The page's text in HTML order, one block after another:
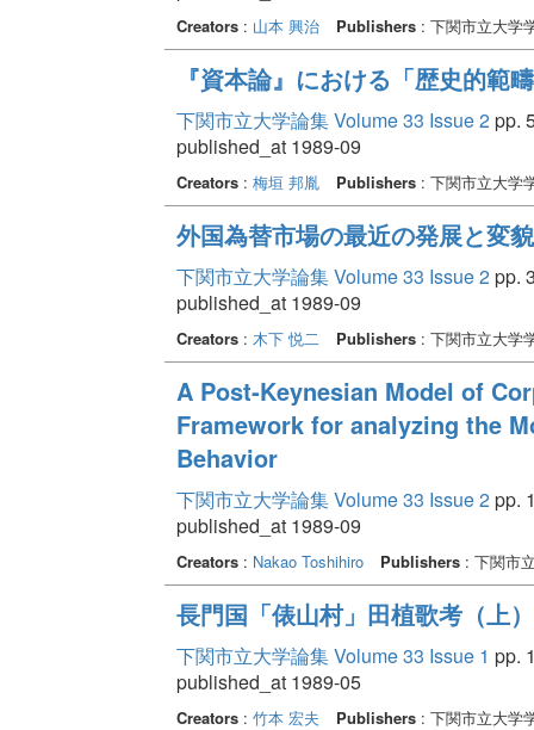
Creators: 山本 興治 Publishers: 下関市立大学
『資本論』における「歴史的範
下関市立大学論集 Volume 33 Issue 2pp.
published_at 1989-09
Creators: 梅垣 邦胤 Publishers: 下関市立大学
外国為替市場の最近の発展と変
下関市立大学論集 Volume 33 Issue 2pp.
published_at 1989-09
Creators: 木下 悦二 Publishers: 下関市立大学
A Post‐Keynesian Model of
Framework for analyzing the
Behavior
下関市立大学論集 Volume 33 Issue 2pp.
published_at 1989-09
Creators: Nakao Toshihiro Publishers: 下関市
長門国「俵山村」田植歌考（上）
下関市立大学論集 Volume 33 Issue 1 pp.
published_at 1989-05
Creators: 竹本 宏夫 Publishers: 下関市立大学